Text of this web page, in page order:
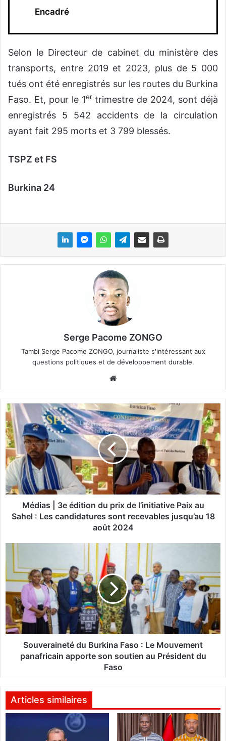
Encadré
Selon le Directeur de cabinet du ministère des
transports, entre 2019 et 2023, plus de 5 000
tués ont été enregistrés sur les routes du Burkina
Faso. Et, pour le 1ertrimestre de 2024, sont déjà
enregistrés 5 542 accidents de la circulation
ayant fait 295 morts et 3 799 blessés.
TSPZ et FS
Burkina 24
Serge Pacome ZONGO
Tambi Serge Pacome ZONGO, journaliste s'intéressant aux
questions politiques et de développement durable.
bsi
te
M
é
d
i
a
s
|
3
e
n
d
r
i
x
i
Médias | 3e édition du prix de l’initiative Paix au
Sahel : Les candidatures sont recevables jusqu’au 18
août 2024
u
v
e
a
i
n
u
Souveraineté du Burkina Faso : Le Mouvement
panafricain apporte son soutien au Président du
Faso
Articles similaires